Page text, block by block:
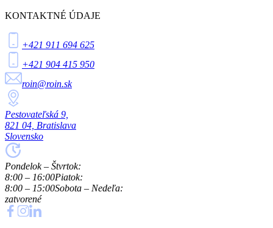
KONTAKTNÉ ÚDAJE
+421 911 694 625
+421 904 415 950
roin@roin.sk
Pestovateľská 9,
821 04, Bratislava
Slovensko
Pondelok – Štvrtok:
8:00 – 16:00Piatok:
8:00 – 15:00Sobota – Nedeľa:
zatvorené